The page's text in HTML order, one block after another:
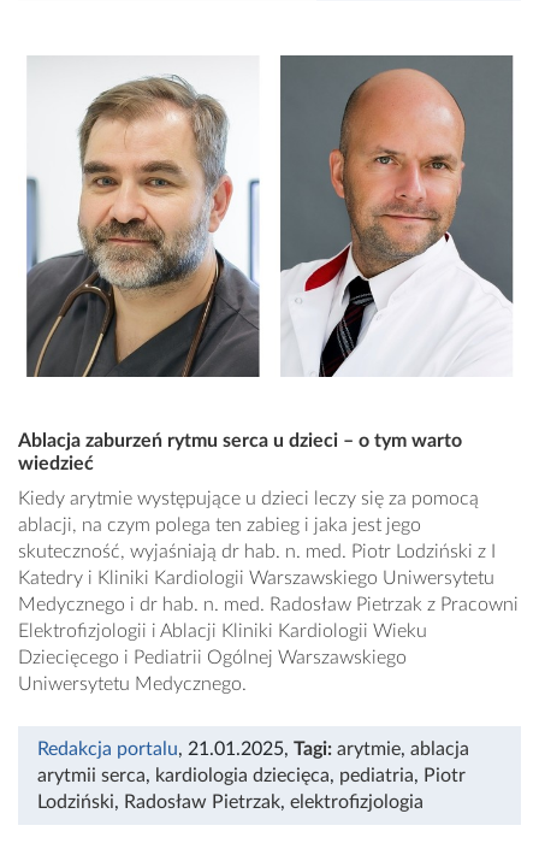
Ablacja zaburzeń rytmu serca u dzieci – o tym warto
wiedzieć
Kiedy arytmie występujące u dzieci leczy się za pomocą
ablacji, na czym polega ten zabieg i jaka jest jego
skuteczność, wyjaśniają dr hab. n. med. Piotr Lodziński z I
Katedry i Kliniki Kardiologii Warszawskiego Uniwersytetu
Medycznego i dr hab. n. med. Radosław Pietrzak z Pracowni
Elektrofizjologii i Ablacji Kliniki Kardiologii Wieku
Dziecięcego i Pediatrii Ogólnej Warszawskiego
Uniwersytetu Medycznego.
Redakcja portalu, 21.01.2025, Tagi: arytmie, ablacja
arytmii serca, kardiologia dziecięca, pediatria, Piotr
Lodziński, Radosław Pietrzak, elektrofizjologia